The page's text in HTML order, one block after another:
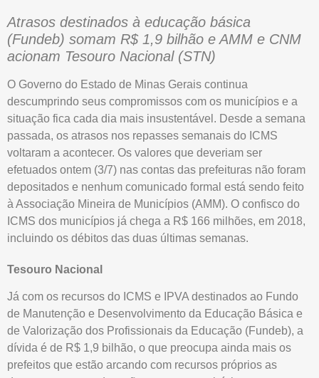
Atrasos destinados à educação básica
(Fundeb) somam R$ 1,9 bilhão e AMM e CNM
acionam Tesouro Nacional (STN)
O Governo do Estado de Minas Gerais continua
descumprindo seus compromissos com os municípios e a
situação fica cada dia mais insustentável. Desde a semana
passada, os atrasos nos repasses semanais do ICMS
voltaram a acontecer. Os valores que deveriam ser
efetuados ontem (3/7) nas contas das prefeituras não foram
depositados e nenhum comunicado formal está sendo feito
à Associação Mineira de Municípios (AMM). O confisco do
ICMS dos municípios já chega a R$ 166 milhões, em 2018,
incluindo os débitos das duas últimas semanas.
Tesouro Nacional
Já com os recursos do ICMS e IPVA destinados ao Fundo
de Manutenção e Desenvolvimento da Educação Básica e
de Valorização dos Profissionais da Educação (Fundeb), a
dívida é de R$ 1,9 bilhão, o que preocupa ainda mais os
prefeitos que estão arcando com recursos próprios as